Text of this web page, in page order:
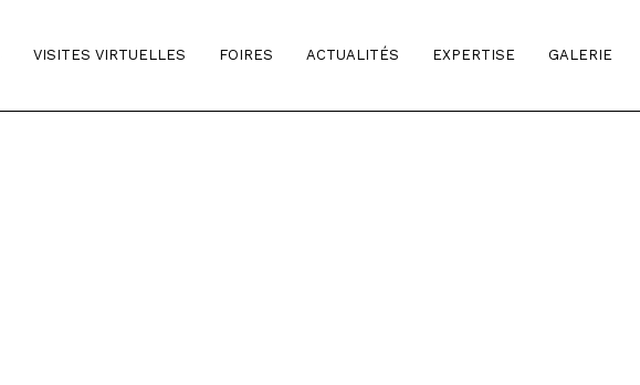
VISITES VIRTUELLES FOIRES ACTUALITÉS EXPERTISE GALERIE